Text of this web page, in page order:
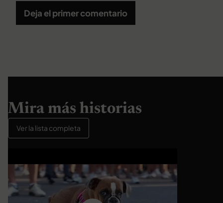
Deja el primer comentario
Mira más historias
Ver la lista completa